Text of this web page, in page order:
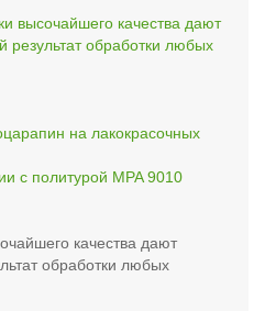
высочайшего качества дают
результат обработки любых
на лакокрасочных
с политурой MPA 9010
качества дают
обработки любых